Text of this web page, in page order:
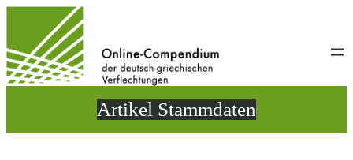
wechseln
Artikel Stammdaten